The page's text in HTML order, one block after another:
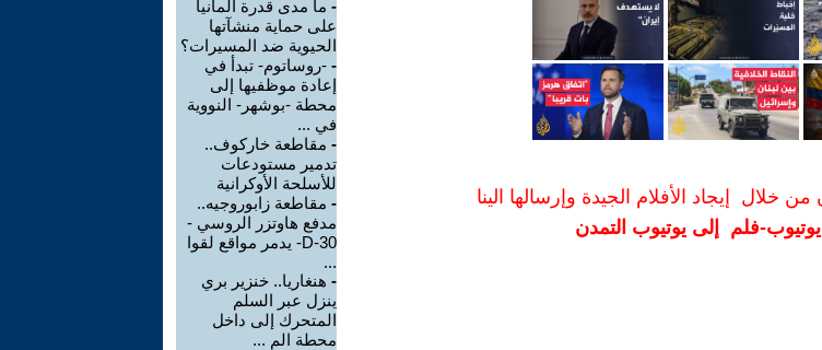
خلال إيجاد الأفلام الجيدة وإرسالها الينا
فلم إلى يوتيوب التمدن
- ما مدى قدرة ألمانيا
على حماية منشآتها
الحيوية ضد المسيرات؟
- -روساتوم- تبدأ في
إعادة موظفيها إلى
محطة -بوشهر- النووية
في ...
- مقاطعة خاركوف..
تدمير مستودعات
للأسلحة الأوكرانية
- مقاطعة زابوروجيه..
مدفع هاوتزر الروسي -
D-30- يدمر مواقع لقوا
...
- هنغاريا.. خنزير بري
ينزل عبر السلم
المتحرك إلى داخل
محطة الم ...